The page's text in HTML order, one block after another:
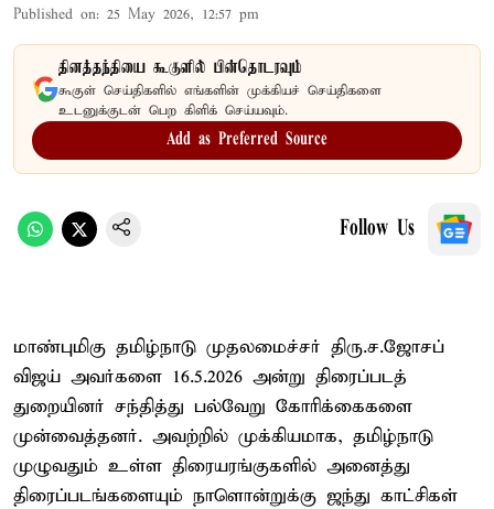
Published on: 25 May 2026, 12:57 pm
தினத்தந்தியை கூகுளில் பின்தொடரவும்
கூகுள் செய்திகளில் எங்களின் முக்கியச் செய்திகளை
உடனுக்குடன் பெற கிளிக் செய்யவும்.
Add as Preferred Source
Follow Us
மாண்புமிகு தமிழ்நாடு முதலமைச்சர் திரு.ச.ஜோசப்
விஜய் அவர்களை 16.5.2026 அன்று திரைப்படத்
துறையினர் சந்தித்து பல்வேறு கோரிக்கைகளை
முன்வைத்தனர். அவற்றில் முக்கியமாக, தமிழ்நாடு
முழுவதும் உள்ள திரையரங்குகளில் அனைத்து
திரைப்படங்களையும் நாளொன்றுக்கு ஜந்து காட்சிகள்